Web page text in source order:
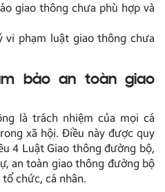
giao thông chưa phù hợp và
vi phạm luật giao thông chưa
bảo an toàn giao
là trách nhiệm của mọi cá
xã hội. Điều này được quy
4 Luật Giao thông đường bộ,
an toàn giao thông đường bộ
chức, cá nhân.